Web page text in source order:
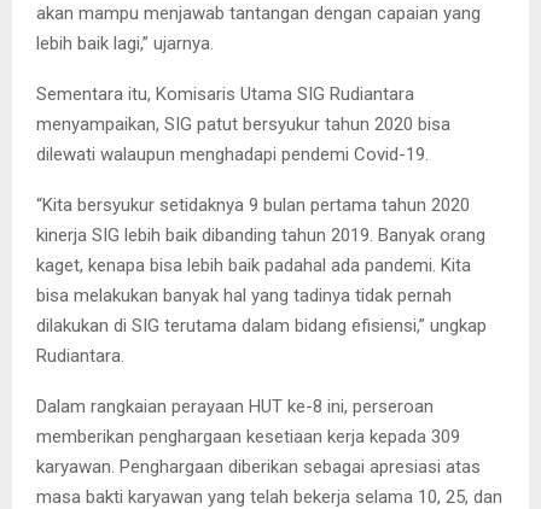
akan mampu menjawab tantangan dengan capaian yang
lebih baik lagi,” ujarnya.
Sementara itu, Komisaris Utama SIG Rudiantara
menyampaikan, SIG patut bersyukur tahun 2020 bisa
dilewati walaupun menghadapi pendemi Covid-19.
“Kita bersyukur setidaknya 9 bulan pertama tahun 2020
kinerja SIG lebih baik dibanding tahun 2019. Banyak orang
kaget, kenapa bisa lebih baik padahal ada pandemi. Kita
bisa melakukan banyak hal yang tadinya tidak pernah
dilakukan di SIG terutama dalam bidang efisiensi,” ungkap
Rudiantara.
Dalam rangkaian perayaan HUT ke-8 ini, perseroan
memberikan penghargaan kesetiaan kerja kepada 309
karyawan. Penghargaan diberikan sebagai apresiasi atas
masa bakti karyawan yang telah bekerja selama 10, 25, dan